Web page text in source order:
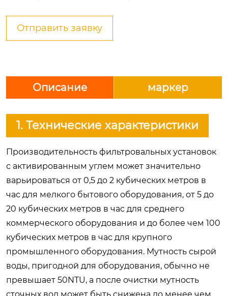
Отправить заявку
Описание маркер
1. Технические характеристики
Производительность фильтровальных установок
с активированным углем может значительно
варьироваться от 0,5 до 2 кубических метров в
час для мелкого бытового оборудования, от 5 до
20 кубических метров в час для среднего
коммерческого оборудования и до более чем 100
кубических метров в час для крупного
промышленного оборудования. Мутность сырой
воды, пригодной для оборудования, обычно не
превышает 50NTU, а после очистки мутность
сточных вод может быть снижена до менее чем